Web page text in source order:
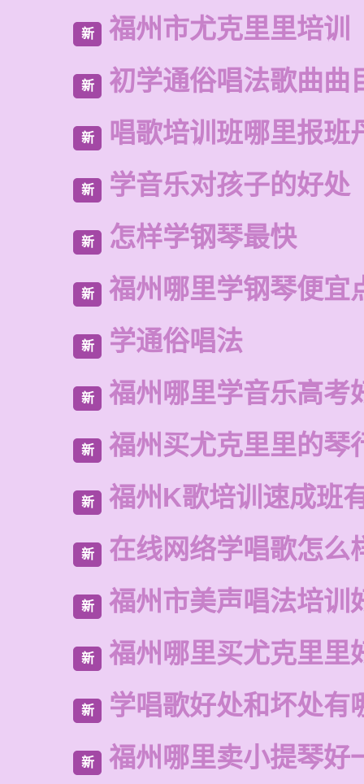
新 福州市尤克里里培训
新 初学通俗唱法歌曲曲
新 唱歌培训班哪里报班
新 学音乐对孩子的好处
新 怎样学钢琴最快
新 福州哪里学钢琴便宜
新 学通俗唱法
新 福州哪里学音乐高考
新 福州买尤克里里的琴
新 福州K歌培训速成班
新 在线网络学唱歌怎么
新 福州市美声唱法培训
新 福州哪里买尤克里里
新 学唱歌好处和坏处有
新 福州哪里卖小提琴好